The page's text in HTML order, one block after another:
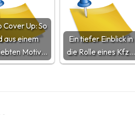
Cover Up: So
aus einem
Motiv…
Ein tiefer Einblick in
die Rolle eines Kfz…